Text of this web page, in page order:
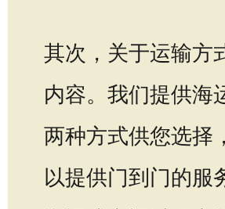
其次，关于运输方
内容。我们提供海
两种方式供您选择
以提供门到门的服